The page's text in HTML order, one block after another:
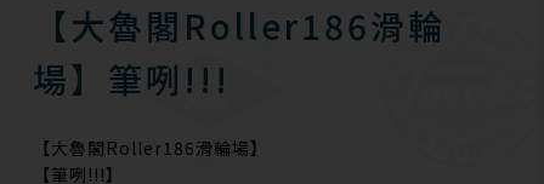
【大魯閣Roller186滑輪
場】筆咧!!!
【大魯閣Roller186滑輪場】
【筆咧!!!】